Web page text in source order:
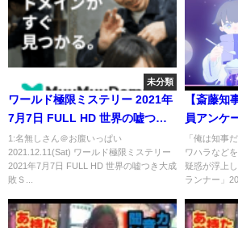
未分類
ワールド極限ミステリー 2021年
7月7日 FULL HD 世界の嘘つき
大成敗ＳＰ『美女弁護牛のとん
でもない正体』
1:名無しさん＠お腹いっぱい
2021.12.11(Sat) ワールド極限ミステリー
2021年7月7日 FULL HD 世界の嘘つき大成
敗Ｓ...
【斎藤知
員アンケ
と激怒」
いて回答
〈カンテ
「俺は知事
ワハラなど
疑惑が浮上
ランナー」